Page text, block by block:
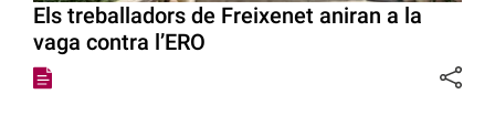
Els treballadors de Freixenet aniran a la
vaga contra l’ERO